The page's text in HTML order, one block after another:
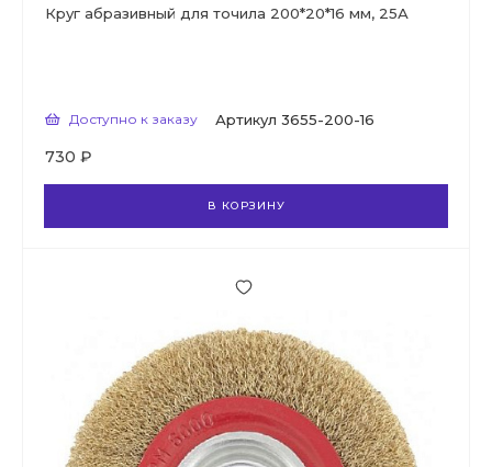
Круг абразивный для точила 200*20*16 мм, 25А
Доступно к заказу Артикул 3655-200-16
730 ₽
В КОРЗИНУ